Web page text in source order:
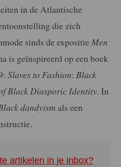
in de Atlantische
die zich
sinds de expositie Men
is geïnspireerd op een boek
Slaves to Fashion: Black
Black Diasporic Identity. In
dandyism als een
artikelen in je inbox?